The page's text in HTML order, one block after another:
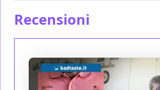
Recensioni